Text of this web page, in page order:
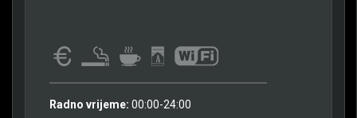
Radno vrijeme: 00:00-24:00